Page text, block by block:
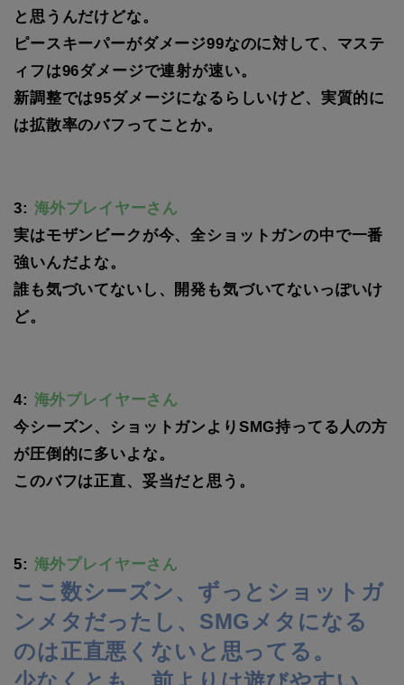
と思うんだけどな。
ピースキーパーがダメージ99なのに対して、マステ
ィフは96ダメージで連射が速い。
新調整では95ダメージになるらしいけど、実質的に
は拡散率のバフってことか。
3: 海外プレイヤーさん
実はモザンビークが今、全ショットガンの中で一番
強いんだよな。
誰も気づいてないし、開発も気づいてないっぽいけ
ど。
4: 海外プレイヤーさん
今シーズン、ショットガンよりSMG持ってる人の方
が圧倒的に多いよな。
このバフは正直、妥当だと思う。
5: 海外プレイヤーさん
ここ数シーズン、ずっとショットガ
ンメタだったし、SMGメタになる
のは正直悪くないと思ってる。